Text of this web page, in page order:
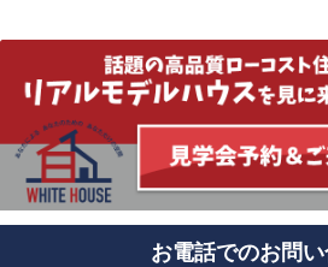
お電話でのお問